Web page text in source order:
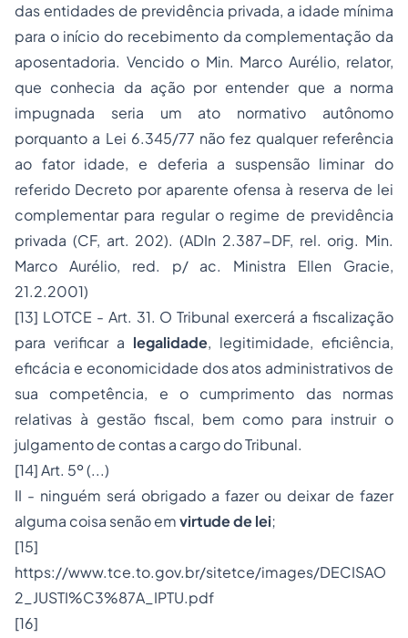
das entidades de previdência privada, a idade mínima
para o início do recebimento da complementação da
aposentadoria. Vencido o Min. Marco Aurélio, relator,
que conhecia da ação por entender que a norma
impugnada seria um ato normativo autônomo
porquanto a Lei 6.345/77 não fez qualquer referência
ao fator idade, e deferia a suspensão liminar do
referido Decreto por aparente ofensa à reserva de lei
complementar para regular o regime de previdência
privada (CF, art. 202). (ADIn 2.387-DF, rel. orig. Min.
Marco Aurélio, red. p/ ac. Ministra Ellen Gracie,
21.2.2001)
[13] LOTCE - Art. 31. O Tribunal exercerá a fiscalização
para verificar a legalidade, legitimidade, eficiência,
eficácia e economicidade dos atos administrativos de
sua competência, e o cumprimento das normas
relativas à gestão fiscal, bem como para instruir o
julgamento de contas a cargo do Tribunal.
[14]Art. 5º (...)
II - ninguém será obrigado a fazer ou deixar de fazer
alguma coisa senão emvirtude de lei;
[15]
https://www.tce.to.gov.br/sitetce/images/DECISAO
2_JUSTI%C3%87A_IPTU.pdf
[16]